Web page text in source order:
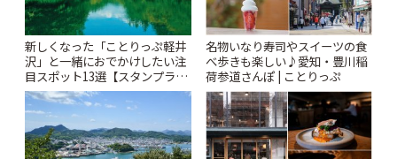
新しくなった「ことりっぷ軽井
沢」と一緒におでかけしたい注
目スポット13選【スタンプラリ
ー開催中】 | ことりっぷ
名物いなり寿司やスイーツの食
べ歩きも楽しい♪愛知・豊川稲
荷参道さんぽ | ことりっぷ